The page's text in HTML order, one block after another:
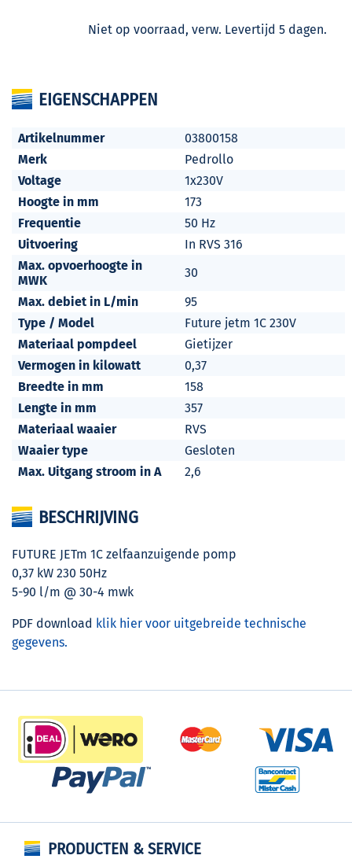
Niet op voorraad, verw. Levertijd 5 dagen.
EIGENSCHAPPEN
Artikelnummer
03800158
Merk
Pedrollo
Voltage
1x230V
Hoogte in mm
173
Frequentie
50 Hz
Uitvoering
In RVS 316
Max. opvoerhoogte in
MWK
30
Max. debiet in L/min
95
Type / Model
Future jetm 1C 230V
Materiaal pompdeel
Gietijzer
Vermogen in kilowatt
0,37
Breedte in mm
158
Lengte in mm
357
Materiaal waaier
RVS
Waaier type
Gesloten
Max. Uitgang stroom in A
2,6
BESCHRIJVING
FUTURE JETm 1C zelfaanzuigende pomp
0,37 kW 230 50Hz
5-90 l/m @ 30-4 mwk
PDF download klik hier voor uitgebreide technische
gegevens.
PRODUCTEN & SERVICE